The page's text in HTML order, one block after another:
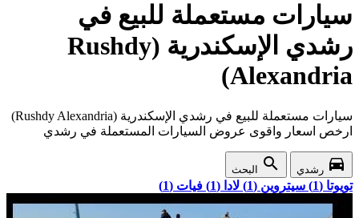
سيارات مستعملة للبيع في
رشدي الإسكندرية (Rushdy
Alexandria)
سيارات مستعملة للبيع في رشدي الإسكندرية (Rushdy Alexandria)
ارخص اسعار واقوى عروض السيارات المستعملة في رشدي
directions_car رشدي search البحث
تويوتا (1) سيتروين (1) لادا (1) فيات (1)